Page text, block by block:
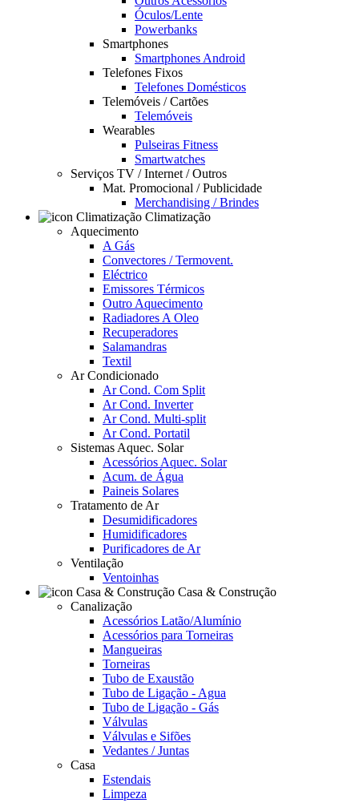
Óculos/Lente
Powerbanks
Smartphones
Smartphones Android
Telefones Fixos
Telefones Domésticos
Telemóveis / Cartões
Telemóveis
Wearables
Pulseiras Fitness
Smartwatches
Serviços TV / Internet / Outros
Mat. Promocional / Publicidade
Merchandising / Brindes
Climatização
Aquecimento
A Gás
Convectores / Termovent.
Eléctrico
Emissores Térmicos
Outro Aquecimento
Radiadores A Oleo
Recuperadores
Salamandras
Textil
Ar Condicionado
Ar Cond. Com Split
Ar Cond. Inverter
Ar Cond. Multi-split
Ar Cond. Portatil
Sistemas Aquec. Solar
Acessórios Aquec. Solar
Acum. de Água
Paineis Solares
Tratamento de Ar
Desumidificadores
Humidificadores
Purificadores de Ar
Ventilação
Ventoinhas
Casa & Construção
Canalização
Acessórios Latão/Alumínio
Acessórios para Torneiras
Mangueiras
Torneiras
Tubo de Exaustão
Tubo de Ligação - Agua
Tubo de Ligação - Gás
Válvulas
Válvulas e Sifões
Vedantes / Juntas
Casa
Estendais
Limpeza